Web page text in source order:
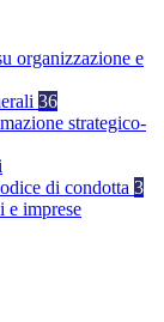
organizzazione e
36
strategico-
di condotta 3
e imprese